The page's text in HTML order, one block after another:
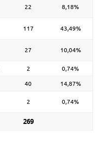
22 8,18%
117 43,49%
27 10,04%
2 0,74%
40 14,87%
2 0,74%
269